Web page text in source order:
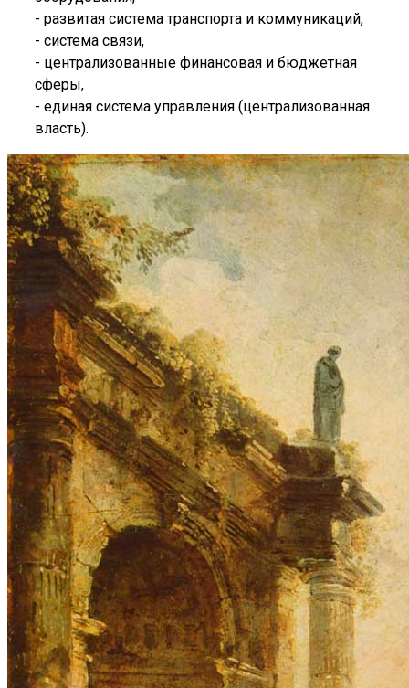
- развитая система транспорта и коммуникаций,
- система связи,
- централизованные финансовая и бюджетная
сферы,
- единая система управления (централизованная
власть).